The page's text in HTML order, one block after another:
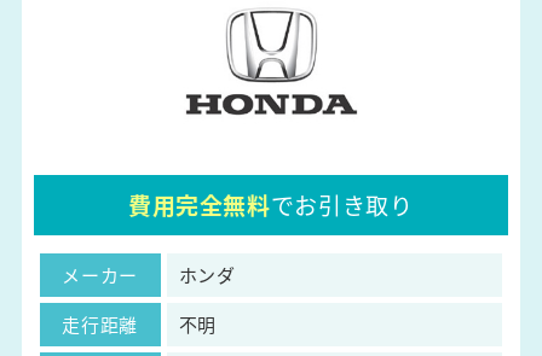
費用完全無料でお引き取り
メーカー
ホンダ
走行距離
不明